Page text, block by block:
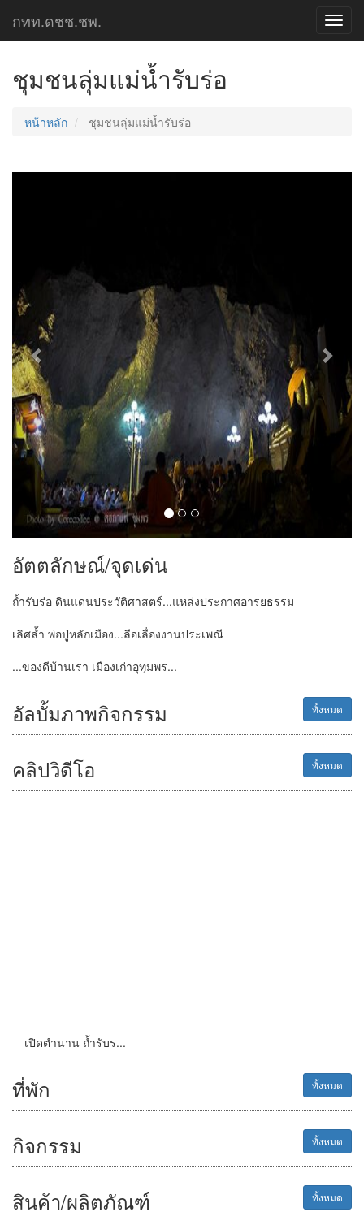
กทท.ดชช.ชพ.
ชุมชนลุ่มแม่น้ำรับร่อ
หน้าหลัก ชุมชนลุ่มแม่น้ำรับร่อ
อัตตลักษณ์/จุดเด่น
ถ้ำรับร่อ ดินแดนประวัติศาสตร์...แหล่งประกาศอารยธรรม
เลิศล้ำ พ่อปู่หลักเมือง...ลือเลื่องงานประเพณี
...ของดีบ้านเรา เมืองเก่าอุทุมพร...
อัลบั้มภาพกิจกรรม ทั้งหมด
คลิปวิดีโอ ทั้งหมด
เปิดตำนาน ถ้ำรับร...
ที่พัก ทั้งหมด
กิจกรรม ทั้งหมด
สินค้า/ผลิตภัณฑ์ ทั้งหมด